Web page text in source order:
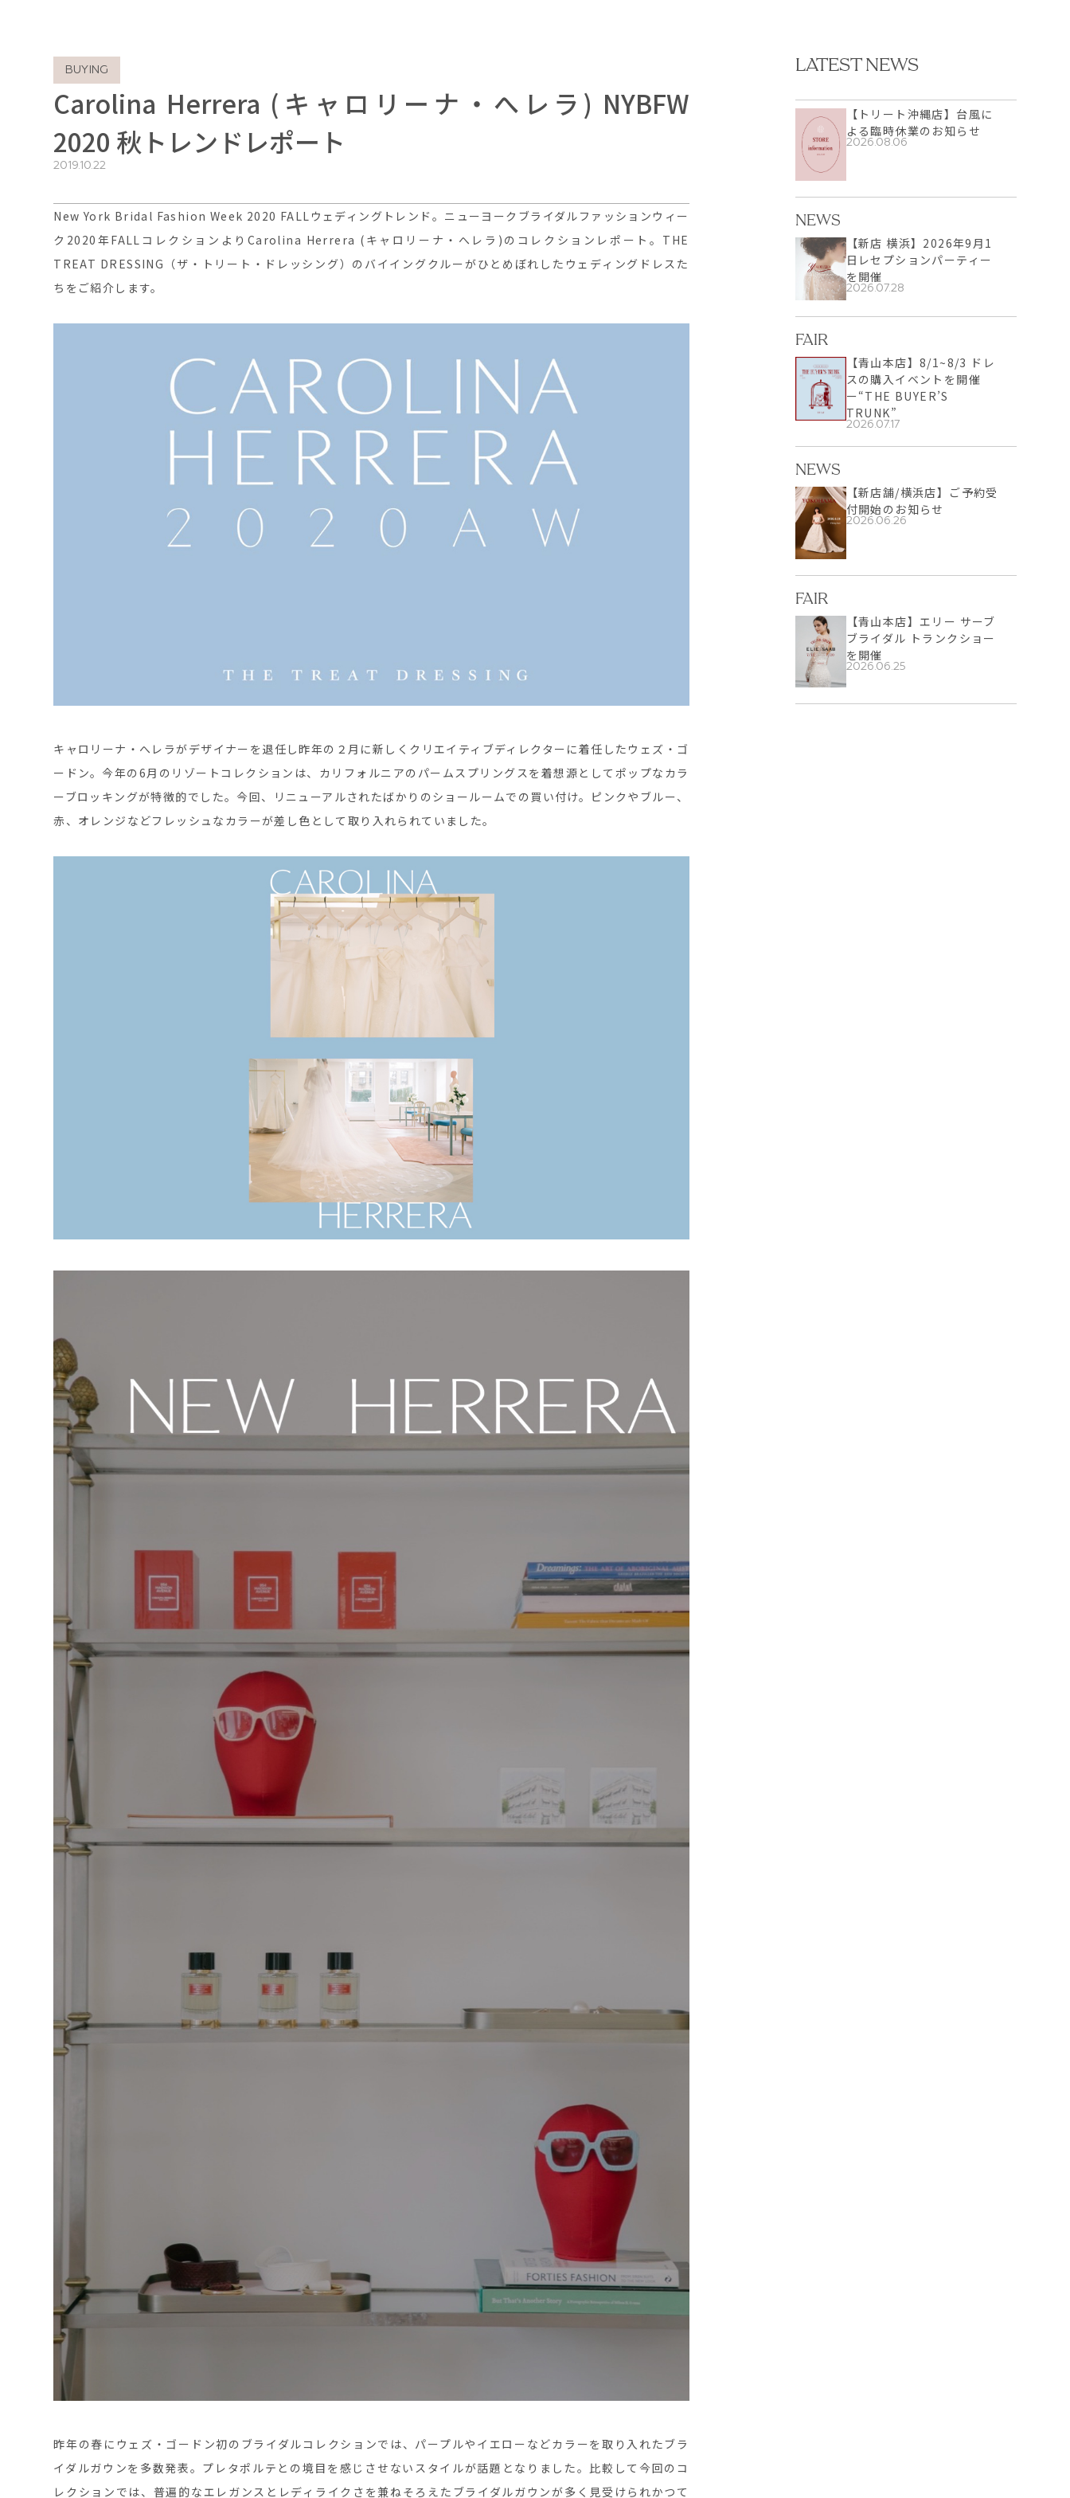
BUYING
Carolina Herrera (キャロリーナ・へレラ) NYBFW
2020 秋トレンドレポート
2019.10.22
New York Bridal Fashion Week 2020 FALLウェディングトレンド。ニューヨークブライダルファッションウィー
ク2020年FALLコレクションよりCarolina Herrera (キャロリーナ・へレラ)のコレクションレポート。THE
TREAT DRESSING（ザ・トリート・ドレッシング）のバイイングクルーがひとめぼれしたウェディングドレスた
ちをご紹介します。
キャロリーナ・へレラがデザイナーを退任し昨年の２月に新しくクリエイティブディレクターに着任したウェズ・ゴ
ードン。今年の6月のリゾートコレクションは、カリフォルニアのパームスプリングスを着想源としてポップなカラ
ーブロッキングが特徴的でした。今回、リニューアルされたばかりのショールームでの買い付け。ピンクやブルー、
赤、オレンジなどフレッシュなカラーが差し色として取り入れられていました。
昨年の春にウェズ・ゴードン初のブライダルコレクションでは、パープルやイエローなどカラーを取り入れたブラ
イダルガウンを多数発表。プレタポルテとの境目を感じさせないスタイルが話題となりました。比較して今回のコ
レクションでは、普遍的なエレガンスとレディライクさを兼ねそろえたブライダルガウンが多く見受けられかつて
LATEST NEWS
【トリート沖縄店】台風に
よる臨時休業のお知らせ
2026.08.06
NEWS
【新店 横浜】2026年9月1
日レセプションパーティー
を開催
2026.07.28
FAIR
【青山本店】8/1~8/3 ドレ
スの購入イベントを開催
ー“THE BUYER’S
TRUNK”
2026.07.17
NEWS
【新店舗/横浜店】ご予約受
付開始のお知らせ
2026.06.26
FAIR
【青山本店】エリー サーブ
ブライダル トランクショー
を開催
2026.06.25